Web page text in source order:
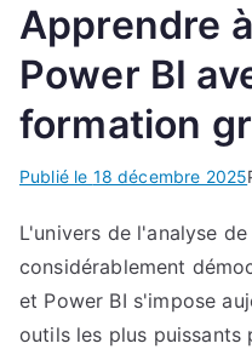
Apprendre
Power BI
formation
Publié le 18 décembre 2025
L'univers de l'analyse
considérablement
et Power BI s'impose
outils les plus puissants